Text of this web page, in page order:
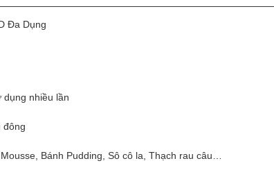
Đa Dụng
nhiều lần
đông
Bánh Pudding, Sô cô la, Thạch rau câu…